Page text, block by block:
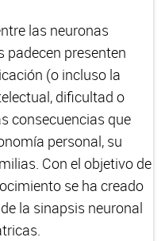
las neuronas
padecen presenten
(o incluso la
dificultad o
consecuencias que
personal, su
Con el objetivo de
se ha creado
la sinapsis neuronal